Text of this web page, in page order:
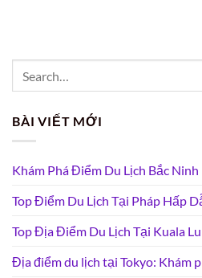
BÀI VIẾT MỚI
Khám Phá Điểm Du Lịch Bắc
Top Điểm Du Lịch Tại Pháp Hấp
Top Địa Điểm Du Lịch Tại Kuala
Địa điểm du lịch tại Tokyo: Khám